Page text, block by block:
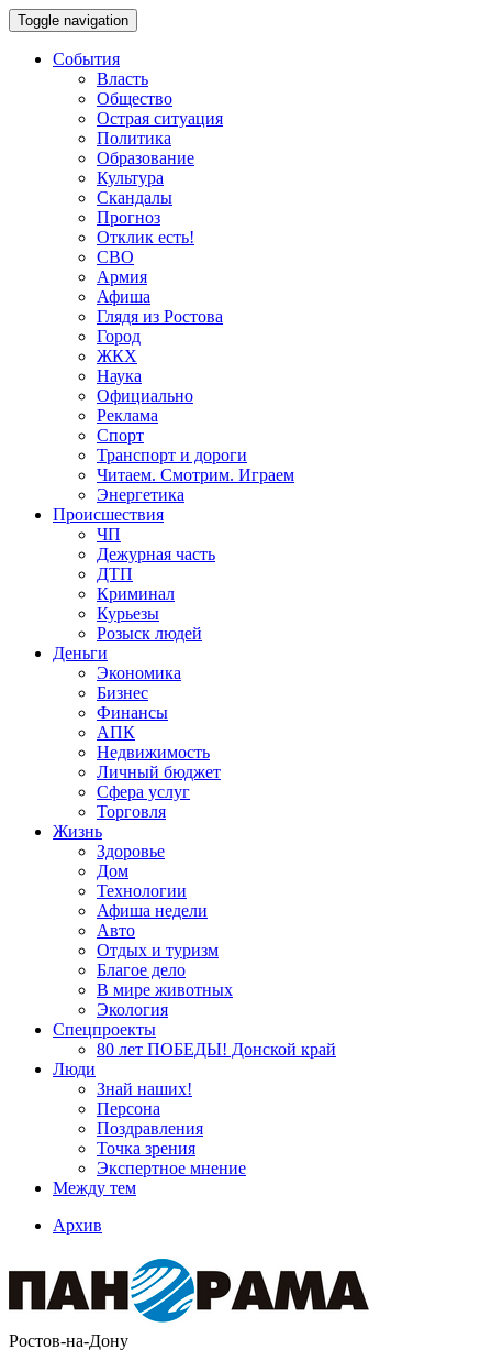
Toggle navigation
События
Власть
Общество
Острая ситуация
Политика
Образование
Культура
Скандалы
Прогноз
Отклик есть!
СВО
Армия
Афиша
Глядя из Ростова
Город
ЖКХ
Наука
Официально
Реклама
Спорт
Транспорт и дороги
Читаем. Смотрим. Играем
Энергетика
Происшествия
ЧП
Дежурная часть
ДТП
Криминал
Курьезы
Розыск людей
Деньги
Экономика
Бизнес
Финансы
АПК
Недвижимость
Личный бюджет
Сфера услуг
Торговля
Жизнь
Здоровье
Дом
Технологии
Афиша недели
Авто
Отдых и туризм
Благое дело
В мире животных
Экология
Спецпроекты
80 лет ПОБЕДЫ! Донской край
Люди
Знай наших!
Персона
Поздравления
Точка зрения
Экспертное мнение
Между тем
Архив
Ростов-на-Дону